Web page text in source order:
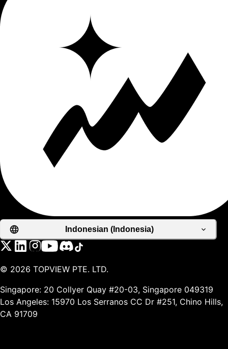
Indonesian (Indonesia)
© 2026 TOPVIEW PTE. LTD.
Singapore: 20 Collyer Quay #20-03, Singapore 049319
Los Angeles: 15970 Los Serranos CC Dr #251, Chino Hills,
CA 91709